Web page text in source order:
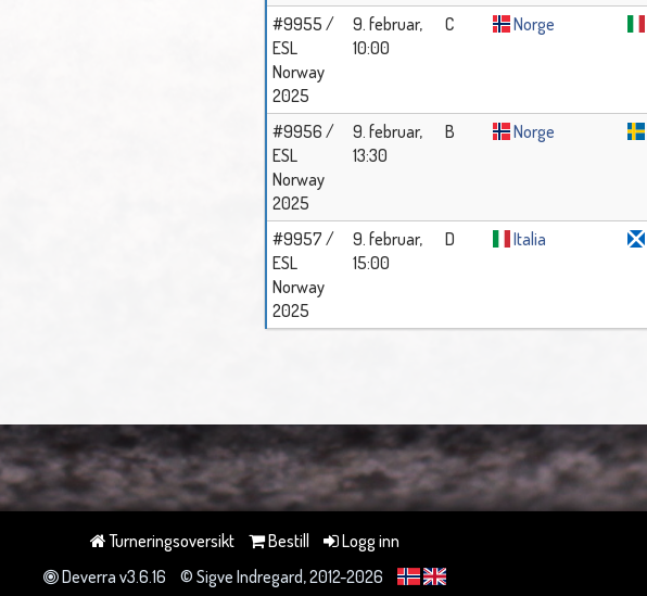
#9955 /
ESL
Norway
2025
9. februar,
10:00
C Norge
#9956 /
ESL
Norway
2025
9. februar,
13:30
B Norge
#9957 /
ESL
Norway
2025
9. februar,
15:00
D Italia
Turneringsoversikt Bestill
Logg inn
Deverra v3.6.16
© Sigve Indregard, 2012-2026